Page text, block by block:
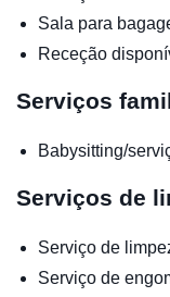
Sala para
Receção
Serviços
Babysitting/
Serviços de
Serviço de
Serviço de